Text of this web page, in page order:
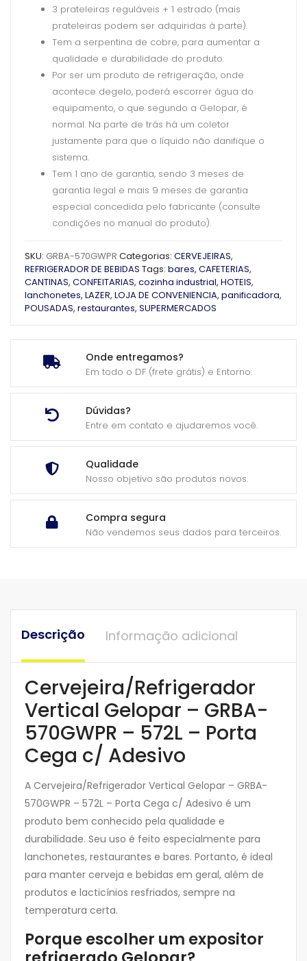
Onde entregamos?
Em todo o DF (frete grátis) e Entorno.
Dúvidas?
Entre em contato e ajudaremos você.
Qualidade
Nosso objetivo são produtos novos.
Compra segura
Não vendemos seus dados para terceiros.
3 prateleiras reguláveis + 1 estrado (mais
prateleiras podem ser adquiridas à parte).
Tem a serpentina de cobre, para aumentar a
qualidade e durabilidade do produto.
Por ser um produto de refrigeração, onde
acontece degelo, poderá escorrer água do
equipamento, o que segundo a Gelopar, é
normal. Na parte de trás há um coletor
justamente para que o líquido não danifique o
sistema.
Tem 1 ano de garantia, sendo 3 meses de
garantia legal e mais 9 meses de garantia
especial concedida pelo fabricante (consulte
condições no manual do produto).
SKU: GRBA-570GWPR Categorias: CERVEJEIRAS,
REFRIGERADOR DE BEBIDAS Tags: bares, CAFETERIAS,
CANTINAS, CONFEITARIAS, cozinha industrial, HOTEIS,
lanchonetes, LAZER, LOJA DE CONVENIENCIA, panificadora,
POUSADAS, restaurantes, SUPERMERCADOS
Descrição Informação adicional
Cervejeira/Refrigerador
Vertical Gelopar – GRBA-
570GWPR – 572L – Porta
Cega c/ Adesivo
A Cervejeira/Refrigerador Vertical Gelopar – GRBA-
570GWPR – 572L – Porta Cega c/ Adesivo é um
produto bem conhecido pela qualidade e
durabilidade. Seu uso é feito especialmente para
lanchonetes, restaurantes e bares. Portanto, é ideal
para manter cerveja e bebidas em geral, além de
produtos e lacticínios resfriados, sempre na
temperatura certa.
Porque escolher um expositor